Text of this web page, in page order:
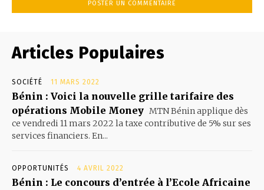
Articles Populaires
SOCIÉTÉ 11 MARS 2022
Bénin : Voici la nouvelle grille tarifaire des
opérations Mobile Money MTN Bénin applique dès
ce vendredi 11 mars 2022 la taxe contributive de 5% sur ses
services financiers. En...
OPPORTUNITÉS 4 AVRIL 2022
Bénin : Le concours d’entrée à l’Ecole Africaine